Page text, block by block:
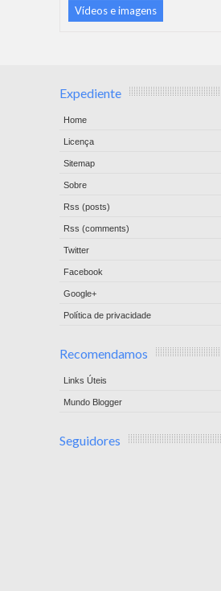
Vídeos e imagens
Expediente
Home
Licença
Sitemap
Sobre
Rss (posts)
Rss (comments)
Twitter
Facebook
Google+
Política de privacidade
Recomendamos
Links Úteis
Mundo Blogger
Seguidores